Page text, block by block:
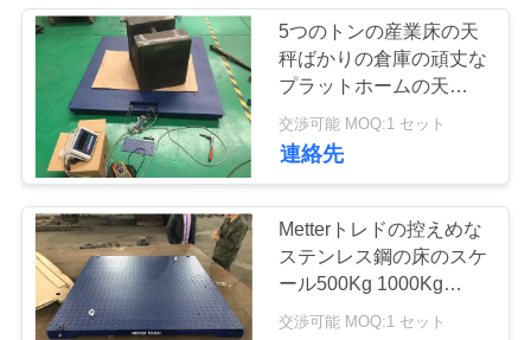
を
し
な
さ
い
掛かるクレーン ス
ケール
5つのトンの産業床の天
秤ばかりの倉庫の頑丈な
プラットホームの天秤ば
かり
交渉可能 MOQ:1 セット
連絡先
Metterトレドの控えめな
ステンレス鋼の床のスケ
ール500Kg 1000Kg
1.2x1.2のメートル
交渉可能 MOQ:1 セット